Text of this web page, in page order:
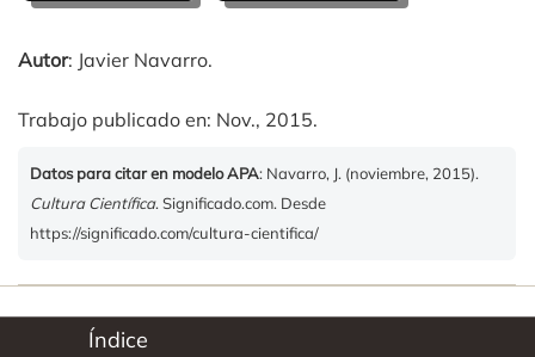
Autor: Javier Navarro.
Trabajo publicado en: Nov., 2015.
Datos para citar en modelo APA: Navarro, J. (noviembre, 2015).
Cultura Científica. Significado.com. Desde
https://significado.com/cultura-cientifica/
Índice